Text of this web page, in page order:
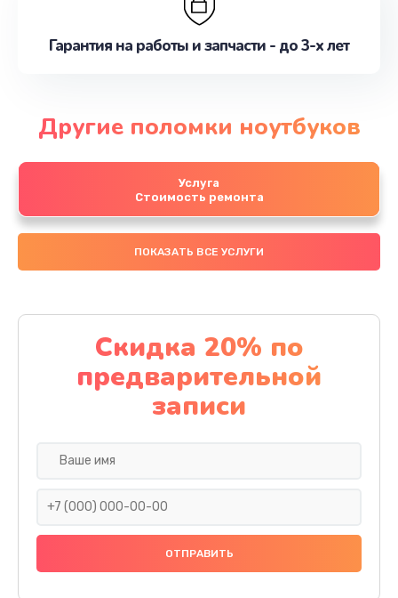
Гарантия на работы и запчасти - до 3-х лет
Другие поломки ноутбуков
Услуга
Стоимость ремонта
ПОКАЗАТЬ ВСЕ УСЛУГИ
Скидка 20% по
предварительной
записи